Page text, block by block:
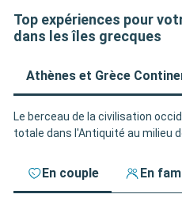
Top expériences pour
dans les îles grecques
Athènes et Grèce
Le berceau de la civilisation
totale dans l'Antiquité au milieu
En couple En